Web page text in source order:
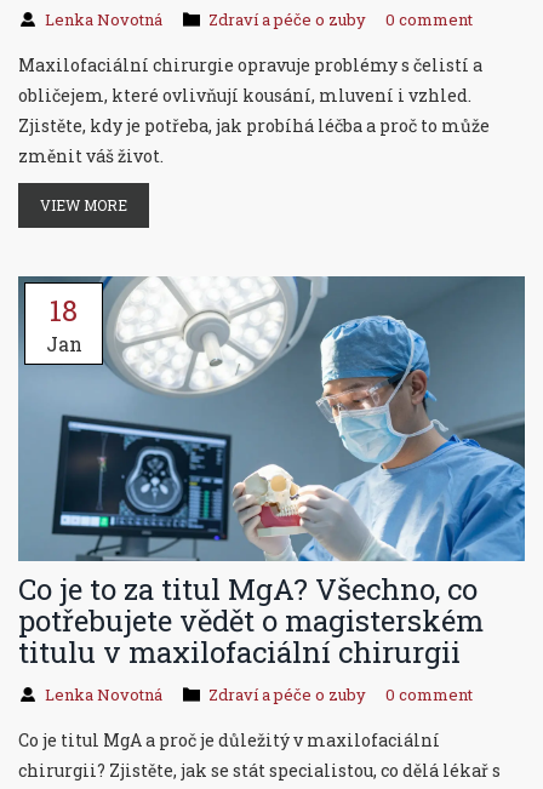
Lenka Novotná Zdraví a péče o zuby 0 comment
Maxilofaciální chirurgie opravuje problémy s čelistí a
obličejem, které ovlivňují kousání, mluvení i vzhled.
Zjistěte, kdy je potřeba, jak probíhá léčba a proč to může
změnit váš život.
VIEW MORE
18
Jan
Co je to za titul MgA? Všechno, co
potřebujete vědět o magisterském
titulu v maxilofaciální chirurgii
Lenka Novotná Zdraví a péče o zuby 0 comment
Co je titul MgA a proč je důležitý v maxilofaciální
chirurgii? Zjistěte, jak se stát specialistou, co dělá lékař s